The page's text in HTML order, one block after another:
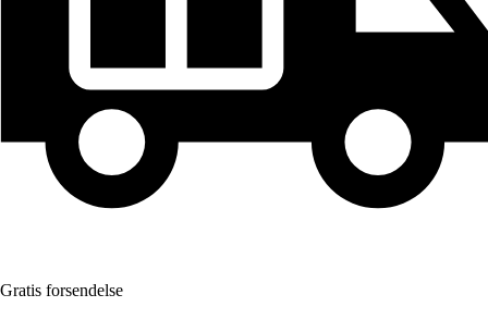
Gratis forsendelse